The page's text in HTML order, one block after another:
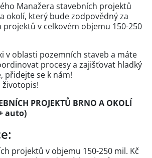
Manažera stavebních projektů
okolí, který bude zodpovědný za
v celkovém objemu 150-250
v oblasti pozemních staveb a máte
procesy a zajišťovat hladký
přidejte se k nám!
životopis!
PROJEKTŮ BRNO A OKOLÍ
auto)
projektů v objemu 150-250 mil. Kč